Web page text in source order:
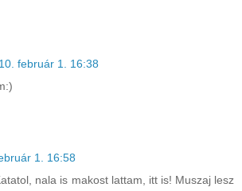
február 1. 16:38
1. 16:58
nala is makost lattam, itt is! Muszaj lesz